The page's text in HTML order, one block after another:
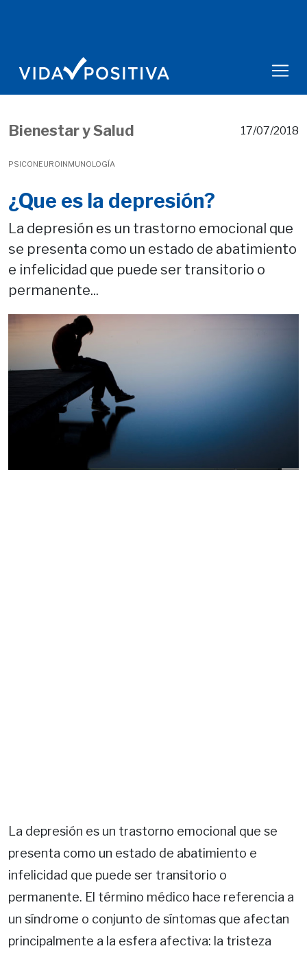
Bienestar y Salud
PSICONEUROINMUNOLOGÍA
17/07/2018
¿Que es la depresión?
La depresión es un trastorno emocional que
se presenta como un estado de abatimiento
e infelicidad que puede ser transitorio o
permanente...
La depresión es un trastorno emocional que se
presenta como un estado de abatimiento e
infelicidad que puede ser transitorio o
permanente. El término médico hace referencia a
un síndrome o conjunto de síntomas que afectan
principalmente a la esfera afectiva: la tristeza